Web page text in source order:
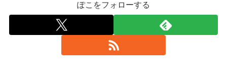
ぽこをフォローする